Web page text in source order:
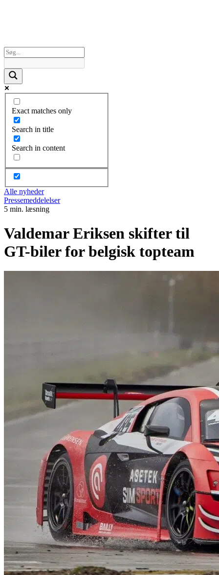
Exact matches only
Search in title
Search in content
Alle nyheder
Pressemeddelelser
5 min. læsning
Valdemar Eriksen skifter til
GT-biler for belgisk topteam